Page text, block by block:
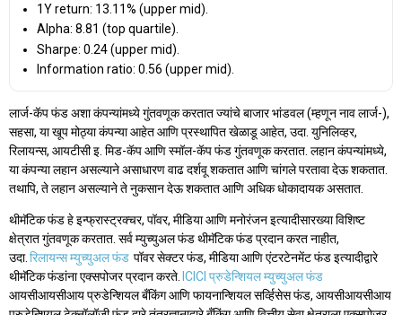
1Y return: 13.11% (upper mid).
Alpha: 8.81 (top quartile).
Sharpe: 0.24 (upper mid).
Information ratio: 0.56 (upper mid).
लार्ज-कॅप फंड अशा कंपन्यांमध्ये गुंतवणूक करतात ज्यांचे बाजार भांडवल (म्हणून नाव लार्ज-),
सहसा, या खूप मोठ्या कंपन्या आहेत आणि प्रस्थापित खेळाडू आहेत, उदा. युनिलिव्हर,
रिलायन्स, आयटीसी इ. मिड-कॅप आणि स्मॉल-कॅप फंड गुंतवणूक करतात. लहान कंपन्यांमध्ये,
या कंपन्या लहान असल्याने असाधारण वाढ दर्शवू शकतात आणि चांगले परतावा देऊ शकतात.
तथापि, ते लहान असल्याने ते नुकसान देऊ शकतात आणि अधिक धोकादायक असतात.
थीमॅटिक फंड हे इन्फ्रास्ट्रक्चर, पॉवर, मीडिया आणि मनोरंजन इत्यादीसारख्या विशिष्ट
क्षेत्रात गुंतवणूक करतात. सर्व म्युच्युअल फंड थीमॅटिक फंड प्रदान करत नाहीत,
उदा.रिलायन्स म्युच्युअल फंड पॉवर सेक्टर फंड, मीडिया आणि एंटरटेनमेंट फंड इत्यादीद्वारे
थीमॅटिक फंडांना एक्सपोजर प्रदान करते. ICICI प्रुडेन्शियल म्युच्युअल फंड
आयसीआयसीआय प्रुडेन्शियल बँकिंग आणि फायनान्शियल सर्व्हिसेस फंड, आयसीआयसीआय